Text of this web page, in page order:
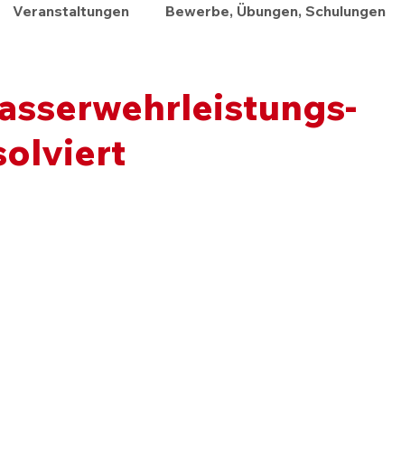
Veranstaltungen Bewerbe, Übungen, Schulungen